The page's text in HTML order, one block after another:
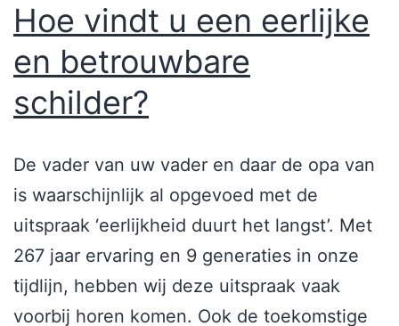
Hoe vindt u een eerlijke
en betrouwbare
schilder?
De vader van uw vader en daar de opa van
is waarschijnlijk al opgevoed met de
uitspraak ‘eerlijkheid duurt het langst’. Met
267 jaar ervaring en 9 generaties in onze
tijdlijn, hebben wij deze uitspraak vaak
voorbij horen komen. Ook de toekomstige